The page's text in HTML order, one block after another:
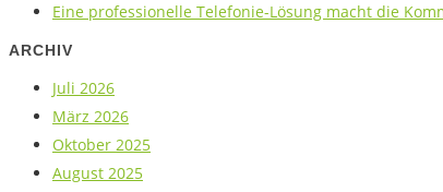
Eine professionelle Telefonie-Lösung macht die
ARCHIV
Juli 2026
März 2026
Oktober 2025
August 2025